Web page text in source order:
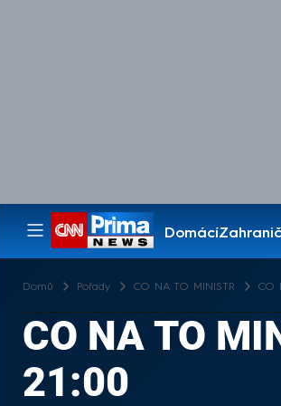
Domácí
Pořady
Domů Pořady CO NA TO MINISTR CO
CO NA TO
21:00